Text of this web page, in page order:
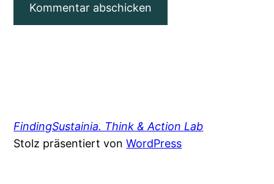
FindingSustainia. Think & Action Lab
Stolz präsentiert vonWordPress